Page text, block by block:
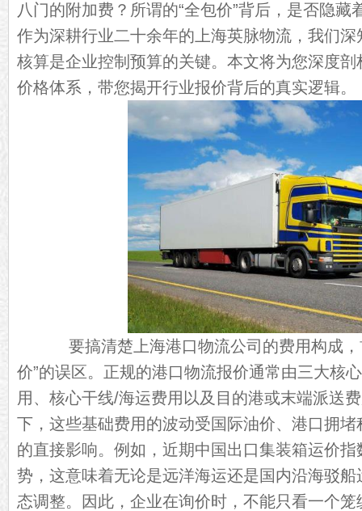
八门的附加费？所谓的“全包价”背后，是否隐藏
作为深耕行业二十余年的上海英脉物流，我们
核算是企业控制预算的关键。本文将为您深度
价格体系，带您揭开行业报价背后的真实逻辑。
要搞清楚上海港口物流公司的费用构成，
价”的误区。正规的港口物流报价通常由三大核
用、核心干线/海运费用以及目的港或末端派送
下，这些基础费用的波动受国际油价、港口拥
的直接影响。例如，近期中国出口集装箱运价
势，这意味着无论是远洋海运还是国内沿海驳
态调整。因此，企业在询价时，不能只看一个